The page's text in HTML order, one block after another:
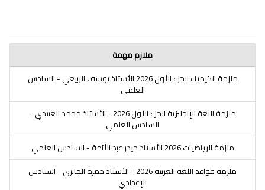
ملازم مهمة
ملزمة الكيمياء الجزء الأول 2026 الأستاذ يوسف الربيعي - السادس
العلمي
ملزمة اللغة الإنجليزية الجزء الأول 2026 - الأستاذ محمد العبيدي -
السادس العلمي
ملزمة الرياضيات 2026 الأستاذ حيدر عبد الأئمة - السادس العلمي
ملزمة قواعد اللغة العربية 2026 - الأستاذ حمزة الجابري - السادس
الإعدادي